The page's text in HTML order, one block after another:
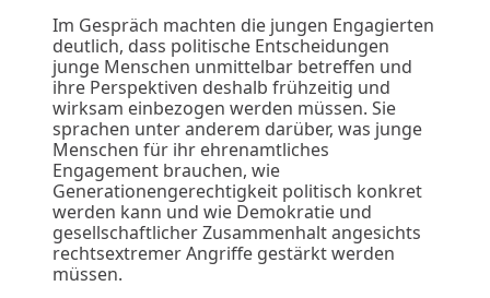
Im Gespräch machten die jungen Engagierten
deutlich, dass politische Entscheidungen
junge Menschen unmittelbar betreffen und
ihre Perspektiven deshalb frühzeitig und
wirksam einbezogen werden müssen. Sie
sprachen unter anderem darüber, was junge
Menschen für ihr ehrenamtliches
Engagement brauchen, wie
Generationengerechtigkeit politisch konkret
werden kann und wie Demokratie und
gesellschaftlicher Zusammenhalt angesichts
rechtsextremer Angriffe gestärkt werden
müssen.